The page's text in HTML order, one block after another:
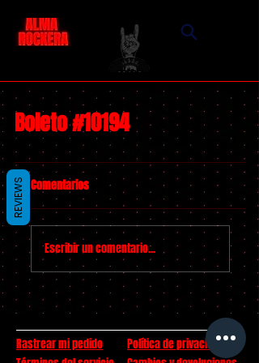
Boleto #10194
Comentarios
Escribir un comentario...
Rastrear mi pedido
Política de privacidad
REVIEWS